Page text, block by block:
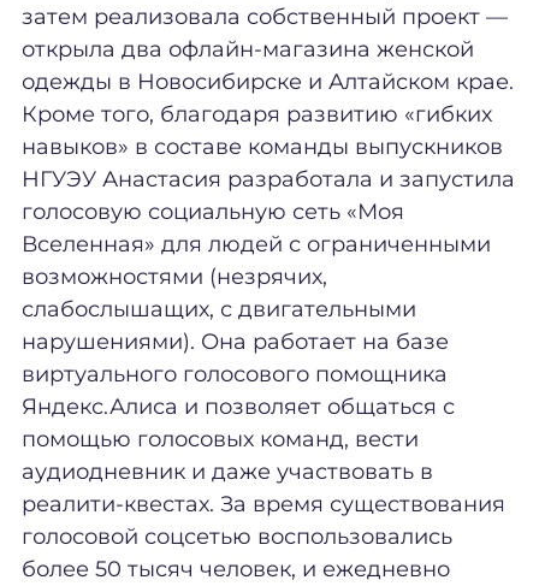
затем реализовала собственный проект —
открыла два офлайн-магазина женской
одежды в Новосибирске и Алтайском крае.
Кроме того, благодаря развитию «гибких
навыков» в составе команды выпускников
НГУЭУ Анастасия разработала и запустила
голосовую социальную сеть «Моя
Вселенная» для людей с ограниченными
возможностями (незрячих,
слабослышащих, с двигательными
нарушениями). Она работает на базе
виртуального голосового помощника
Яндекс.Алиса и позволяет общаться с
помощью голосовых команд, вести
аудиодневник и даже участвовать в
реалити-квестах. За время существования
голосовой соцсетью воспользовались
более 50 тысяч человек, и ежедневно